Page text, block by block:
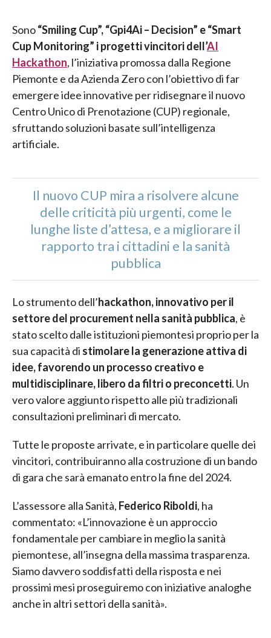
Sono“Smiling Cup”, “Gpi4Ai – Decision” e “Smart
Cup Monitoring” i progetti vincitori dell’AI
Hackathon, l’iniziativa promossa dalla Regione
Piemonte e da Azienda Zero con l’obiettivo di far
emergere idee innovative per ridisegnare il nuovo
Centro Unico di Prenotazione (CUP) regionale,
sfruttando soluzioni basate sull’intelligenza
artificiale.
Il nuovo CUP mira a risolvere alcune
delle criticità più urgenti, come le
lunghe liste d’attesa, e a migliorare il
rapporto tra i cittadini e la sanità
pubblica
Lo strumento dell’hackathon, innovativo per il
settore del procurement nella sanità pubblica, è
stato scelto dalle istituzioni piemontesi proprio per la
sua capacità di stimolare la generazione attiva di
idee, favorendo un processo creativo e
multidisciplinare, libero da filtri o preconcetti. Un
vero valore aggiunto rispetto alle più tradizionali
consultazioni preliminari di mercato.
Tutte le proposte arrivate, e in particolare quelle dei
vincitori, contribuiranno alla costruzione di un bando
di gara che sarà emanato entro la fine del 2024.
L’assessore alla Sanità, Federico Riboldi, ha
commentato: «L’innovazione è un approccio
fondamentale per cambiare in meglio la sanità
piemontese, all’insegna della massima trasparenza.
Siamo davvero soddisfatti della risposta e nei
prossimi mesi proseguiremo con iniziative analoghe
anche in altri settori della sanità».